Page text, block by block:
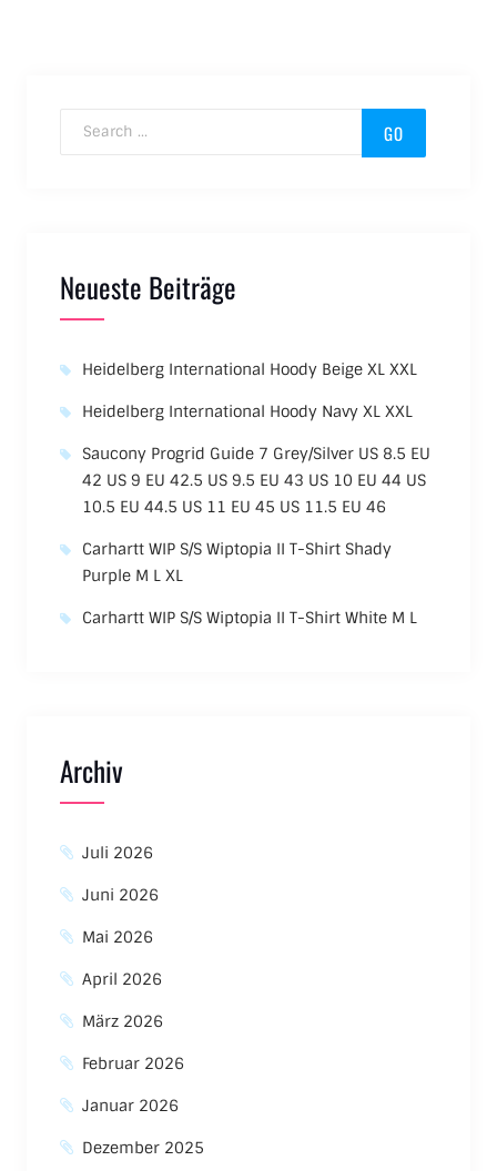
Neueste Beiträge
Heidelberg International Hoody Beige XL XXL
Heidelberg International Hoody Navy XL XXL
Saucony Progrid Guide 7 Grey/Silver US 8.5 EU
42 US 9 EU 42.5 US 9.5 EU 43 US 10 EU 44 US
10.5 EU 44.5 US 11 EU 45 US 11.5 EU 46
Carhartt WIP S/S Wiptopia II T-Shirt Shady
Purple M L XL
Carhartt WIP S/S Wiptopia II T-Shirt White M L
Archiv
Juli 2026
Juni 2026
Mai 2026
April 2026
März 2026
Februar 2026
Januar 2026
Dezember 2025